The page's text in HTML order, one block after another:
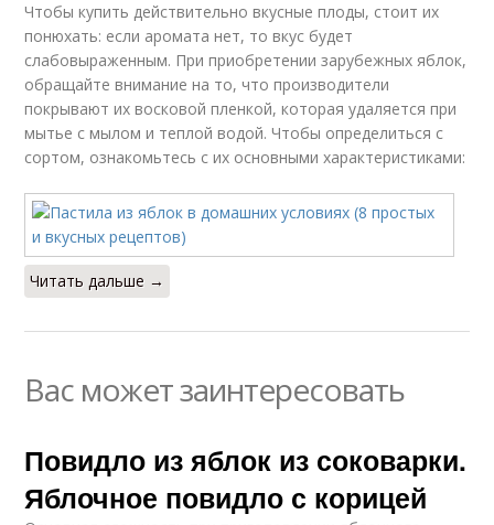
Чтобы купить действительно вкусные плоды, стоит их
понюхать: если аромата нет, то вкус будет
слабовыраженным. При приобретении зарубежных яблок,
обращайте внимание на то, что производители
покрывают их восковой пленкой, которая удаляется при
мытье с мылом и теплой водой. Чтобы определиться с
сортом, ознакомьтесь с их основными характеристиками:
Читать дальше →
Вас может заинтересовать
Повидло из яблок из соковарки.
Яблочное повидло с корицей